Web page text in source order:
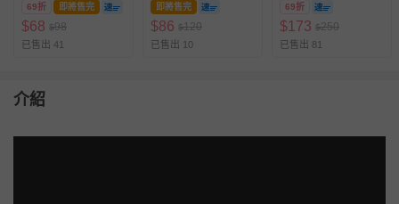
69折 即將售完
$68 $98
已售出 41
即將售完
$86 $120
已售出 10
69折
$173 $250
已售出 81
介紹